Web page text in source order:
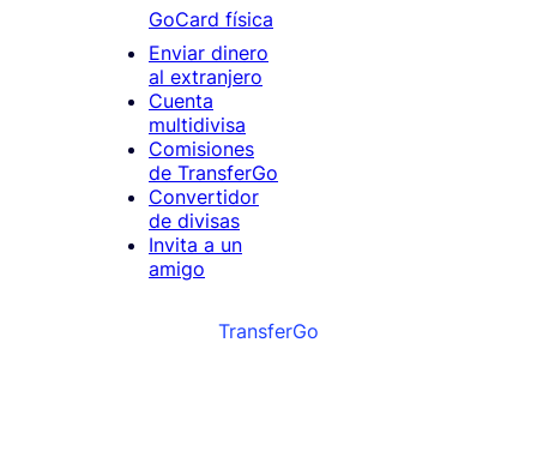
GoCard física
Enviar dinero
al extranjero
Cuenta
multidivisa
Comisiones
de TransferGo
Convertidor
de divisas
Invita a un
amigo
TransferGo